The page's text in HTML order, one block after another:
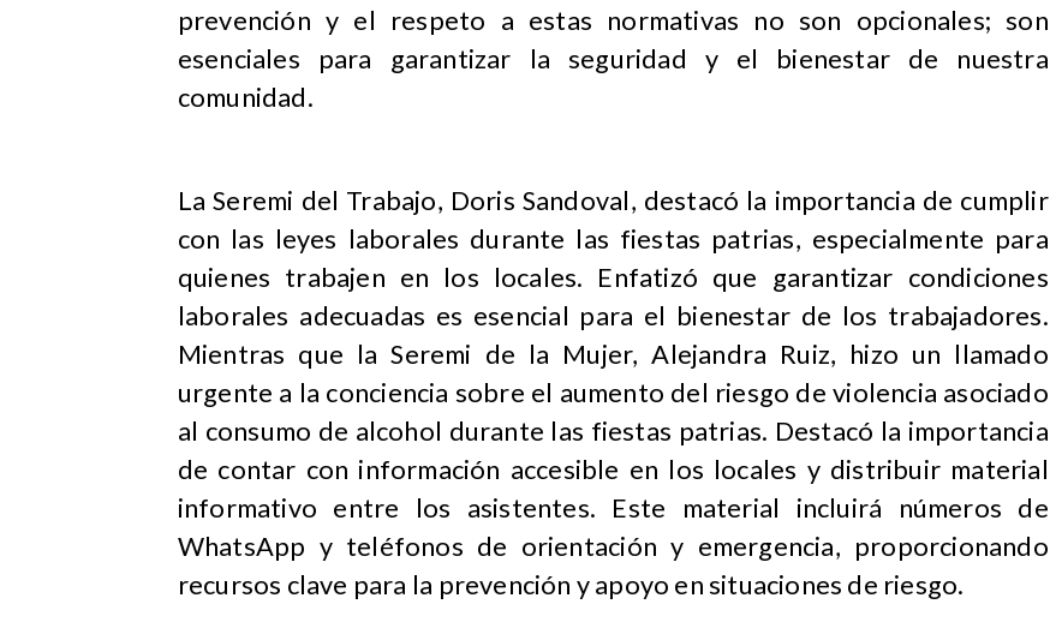
prevención y el respeto a estas normativas no son opcionales; son
esenciales para garantizar la seguridad y el bienestar de nuestra
comunidad.
La Seremi del Trabajo, Doris Sandoval, destacó la importancia de cumplir
con las leyes laborales durante las fiestas patrias, especialmente para
quienes trabajen en los locales. Enfatizó que garantizar condiciones
laborales adecuadas es esencial para el bienestar de los trabajadores.
Mientras que la Seremi de la Mujer, Alejandra Ruiz, hizo un llamado
urgente a la conciencia sobre el aumento del riesgo de violencia asociado
al consumo de alcohol durante las fiestas patrias. Destacó la importancia
de contar con información accesible en los locales y distribuir material
informativo entre los asistentes. Este material incluirá números de
WhatsApp y teléfonos de orientación y emergencia, proporcionando
recursos clave para la prevención y apoyo en situaciones de riesgo.